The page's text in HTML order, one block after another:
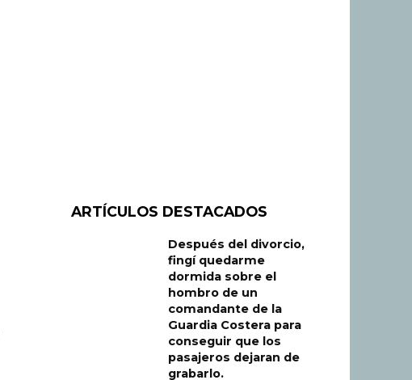
ARTÍCULOS DESTACADOS
Después del divorcio,
fingí quedarme
dormida sobre el
hombro de un
comandante de la
Guardia Costera para
conseguir que los
pasajeros dejaran de
grabarlo.